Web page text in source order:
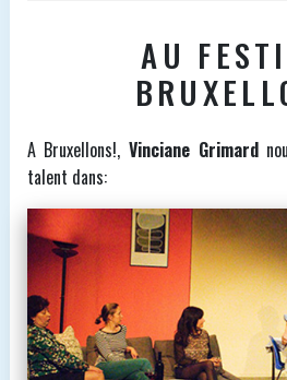
AU
A Bruxellons!, Vinciane Grimard
talent dans: